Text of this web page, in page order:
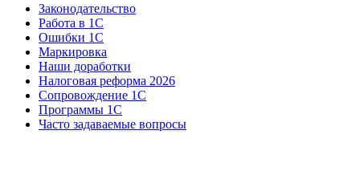
Законодательство
Работа в 1С
Ошибки 1С
Маркировка
Наши доработки
Налоговая реформа 2026
Сопровождение 1С
Программы 1С
Часто задаваемые вопросы